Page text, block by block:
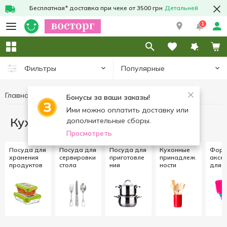
Бесплатная* доставка при чеке от 3500 грн Детальней
1
Фильтры Популярные
Бонусы за ваши заказы!
Ими можно оплатить доставку или
дополнительные сборы.
Просмотреть
Главная
Кухня
Посуда для
хранения
продуктов
Посуда для
сервировки
стола
Посуда для
приготовле
ния
Кухонные
принадлеж
ности
для